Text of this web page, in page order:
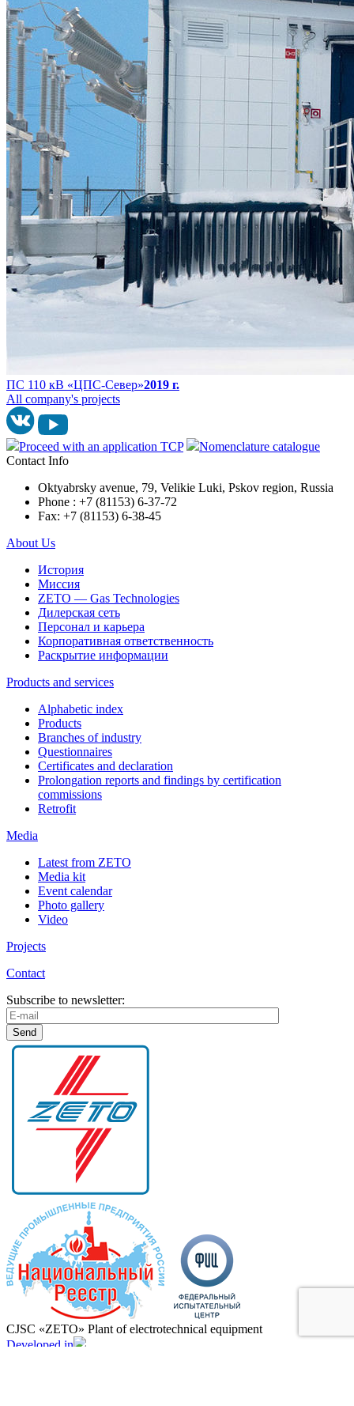
ПС 110 кВ «ЦПС-Север»2019 г.
All company's projects
Proceed with an application TCP
Nomenclature catalogue
Contact Info
Oktyabrsky avenue, 79, Velikie Luki, Pskov region, Russia
Phone : +7 (81153) 6-37-72
Fax: +7 (81153) 6-38-45
About Us
История
Миссия
ZETO — Gas Technologies
Дилерская сеть
Персонал и карьера
Корпоративная ответственность
Раскрытие информации
Products and services
Alphabetic index
Products
Branches of industry
Questionnaires
Certificates and declaration
Prolongation reports and findings by certification
commissions
Retrofit
Media
Latest from ZETO
Media kit
Event calendar
Photo gallery
Video
Projects
Contact
Subscribe to newsletter:
CJSC «ZETO» Plant of electrotechnical equipment
Developed in